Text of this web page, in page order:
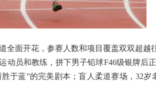
全面开花，参赛人数和项目覆盖双双超
动员和教练，拼下男子铅球F46级银牌后
于蓝”的完美剧本；盲人柔道赛场，32岁